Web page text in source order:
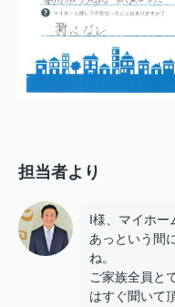
担当者より
I様、マイホー
あっという間
ね。
ご家族全員と
はすぐ聞いて